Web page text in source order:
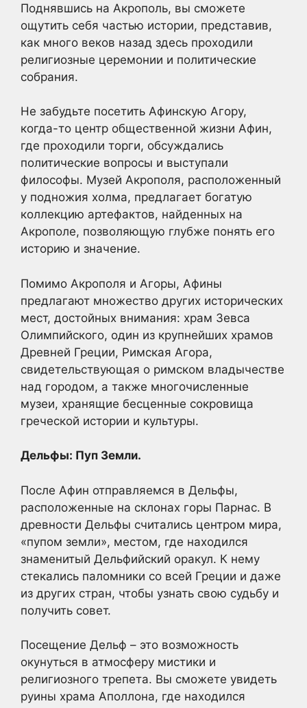
Поднявшись на Акрополь, вы сможете
ощутить себя частью истории, представив,
как много веков назад здесь проходили
религиозные церемонии и политические
собрания.
Не забудьте посетить Афинскую Агору,
когда-то центр общественной жизни Афин,
где проходили торги, обсуждались
политические вопросы и выступали
философы. Музей Акрополя, расположенный
у подножия холма, предлагает богатую
коллекцию артефактов, найденных на
Акрополе, позволяющую глубже понять его
историю и значение.
Помимо Акрополя и Агоры, Афины
предлагают множество других исторических
мест, достойных внимания: храм Зевса
Олимпийского, один из крупнейших храмов
Древней Греции, Римская Агора,
свидетельствующая о римском владычестве
над городом, а также многочисленные
музеи, хранящие бесценные сокровища
греческой истории и культуры.
Дельфы: Пуп Земли.
После Афин отправляемся в Дельфы,
расположенные на склонах горы Парнас. В
древности Дельфы считались центром мира,
«пупом земли», местом, где находился
знаменитый Дельфийский оракул. К нему
стекались паломники со всей Греции и даже
из других стран, чтобы узнать свою судьбу и
получить совет.
Посещение Дельф – это возможность
окунуться в атмосферу мистики и
религиозного трепета. Вы сможете увидеть
руины храма Аполлона, где находился